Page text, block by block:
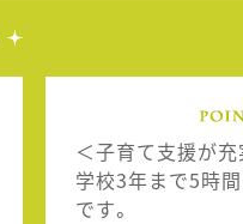
＜子育て支援が
学校3年まで5時
です。